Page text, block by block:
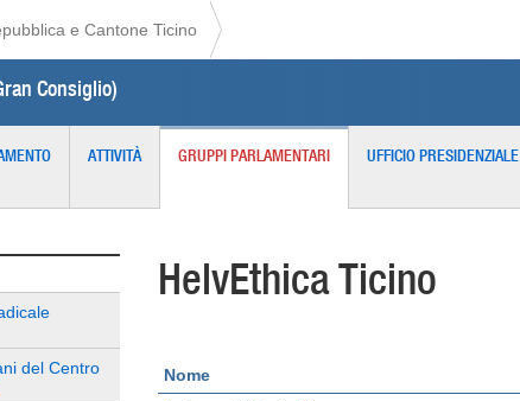
e Cantone Ticino
Consiglio)
ATTIVITÀ GRUPPI PARLAMENTARI UFFICIO PRESIDENZIALE
del Centro
HelvEthica Ticino
Nome